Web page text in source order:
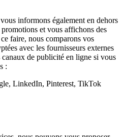
informons également en dehors
et vous affichons des
faire, nous comparons vos
avec les fournisseurs externes
de publicité en ligne si vous
:
LinkedIn, Pinterest, TikTok